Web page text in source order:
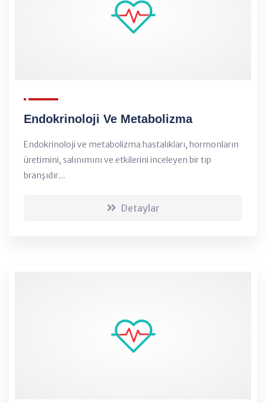
Endokrinoloji Ve Metabolizma
Endokrinoloji ve metabolizma hastalıkları, hormonların
üretimini, salınımını ve etkilerini inceleyen bir tıp
branşıdır....
Detaylar